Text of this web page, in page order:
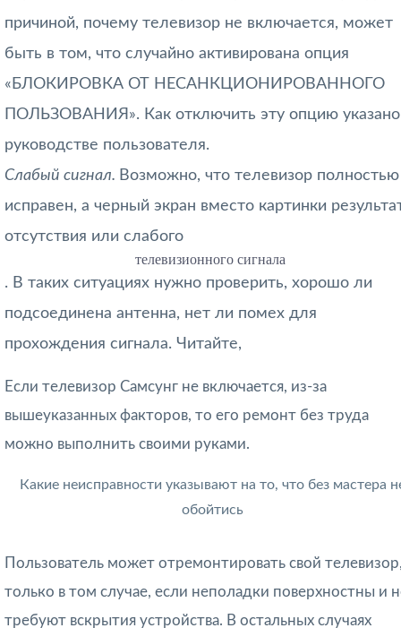
причиной, почему телевизор не включается, может
быть в том, что случайно активирована опция
«БЛОКИРОВКА ОТ НЕСАНКЦИОНИРОВАННОГО
ПОЛЬЗОВАНИЯ». Как отключить эту опцию
руководстве пользователя.
Слабый сигнал. Возможно, что телевизор полностью
исправен, а черный экран вместо картинки
отсутствия или слабого
телевизионного сигнала
. В таких ситуациях нужно проверить, хорошо ли
подсоединена антенна, нет ли помех для
прохождения сигнала. Читайте,
Если телевизор Самсунг не включается, из-за
вышеуказанных факторов, то его ремонт без труда
можно выполнить своими руками.
Какие неисправности указывают на то, что без мастера
обойтись
Пользователь может отремонтировать свой
только в том случае, если неполадки поверхностны и
требуют вскрытия устройства. В остальных случаях